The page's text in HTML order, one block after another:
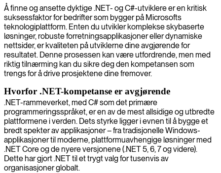
Vi leverer ekspert .NET/C# utviklere som bygger robuste og
skalerbare programvareløsninger perfekt tilpasset dine unike
forretningsbehov.
Å finne og ansette dyktige .NET- og C#-utviklere er en kritisk
suksessfaktor for bedrifter som bygger på Microsofts
teknologiplattform. Enten du utvikler komplekse skybaserte
løsninger, robuste forretningsapplikasjoner eller dynamiske
nettsider, er kvaliteten på utviklerne dine avgjørende for
resultatet. Denne prosessen kan være utfordrende, men med
riktig tilnærming kan du sikre deg den kompetansen som
trengs for å drive prosjektene dine fremover.
Hvorfor .NET-kompetanse er avgjørende
.NET-rammeverket, med C# som det primære
programmeringsspråket, er en av de mest allsidige og utbredte
plattformene i verden. Dets styrke ligger i evnen til å bygge et
bredt spekter av applikasjoner – fra tradisjonelle Windows-
applikasjoner til moderne, plattformuavhengige løsninger med
.NET Core og de nyere versjonene (.NET 5, 6, 7 og videre).
Dette har gjort .NET til et trygt valg for tusenvis av
organisasjoner globalt.